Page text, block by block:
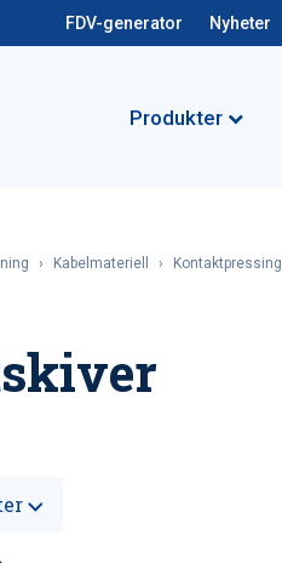
FDV-generator Nyheter
Produkter
› Kabelmateriell › Kontaktpressing